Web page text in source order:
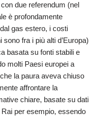
con due referendum (nel
è profondamente
gas estero, i costi
fra i più alti d’Europa)
basata su fonti stabili e
molti Paesi europei a
la paura aveva chiuso
affrontare la
chiare, basate su dati
per esempio, essendo